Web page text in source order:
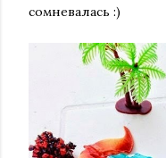
сомневалась :)